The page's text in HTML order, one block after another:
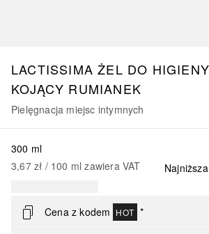
LACTISSIMA ŻEL DO
KOJĄCY RUMIANEK
Pielęgnacja miejsc intymnych
300 ml
3,67 zł / 100 ml zawiera VAT
Cena z kodem HOT *